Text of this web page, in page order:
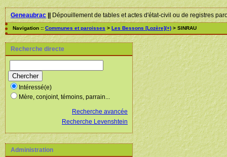
Geneaubrac||Dépouillement de tables et actes d'état-civil ou de registres
Navigation :: Communes et paroisses > Les Bessons [Lozère](+) > SINRAU
Recherche directe
Intéressé(e)
Mère, conjoint, témoins, parrain...
Recherche avancée
Recherche Levenshtein
Administration